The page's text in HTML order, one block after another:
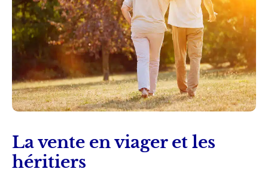
La vente en viager et les
héritiers